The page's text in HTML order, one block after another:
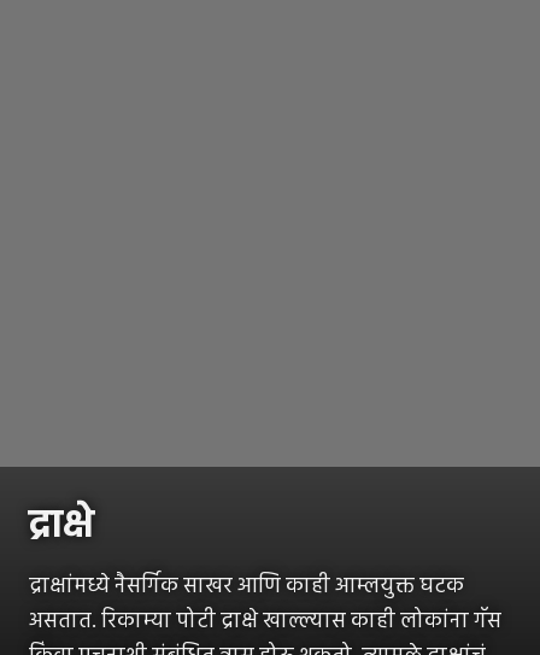
द्राक्षे
द्राक्षांमध्ये नैसर्गिक साखर आणि काही आम्लयुक्त घटक
असतात. रिकाम्या पोटी द्राक्षे खाल्ल्यास काही लोकांना गॅस